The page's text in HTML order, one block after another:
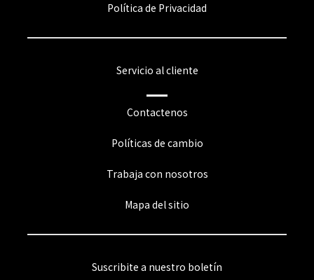
Política de Privacidad
Servicio al cliente
Contactenos
Políticas de cambio
Trabaja con nosotros
Mapa del sitio
Suscribite a nuestro boletín